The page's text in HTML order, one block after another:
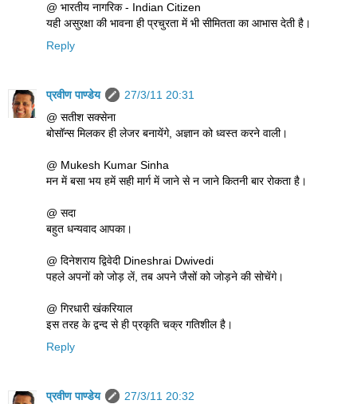
@ भारतीय नागरिक - Indian Citizen
यही असुरक्षा की भावना ही प्रचुरता में भी सीमितता का आभास देती है।
Reply
प्रवीण पाण्डेय
27/3/11 20:31
@ सतीश सक्सेना
बोसॉन्स मिलकर ही लेजर बनायेंगे, अज्ञान को ध्वस्त करने वाली।
@ Mukesh Kumar Sinha
मन में बसा भय हमें सही मार्ग में जाने से न जाने कितनी बार रोकता है।
@ सदा
बहुत धन्यवाद आपका।
@ दिनेशराय द्विवेदी Dineshrai Dwivedi
पहले अपनों को जोड़ लें, तब अपने जैसों को जोड़ने की सोचेंगे।
@ गिरधारी खंकरियाल
इस तरह के द्वन्द से ही प्रकृति चक्र गतिशील है।
Reply
प्रवीण पाण्डेय
27/3/11 20:32